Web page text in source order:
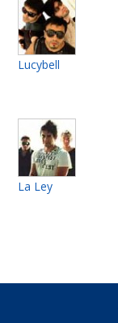
Lucybell
La Ley